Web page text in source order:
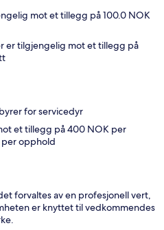
mot et tillegg på 100.0 NOK
er tilgjengelig mot et tillegg på
for servicedyr
et tillegg på 400 NOK per
opphold
forvaltes av en profesjonell vert,
er knyttet til vedkommendes